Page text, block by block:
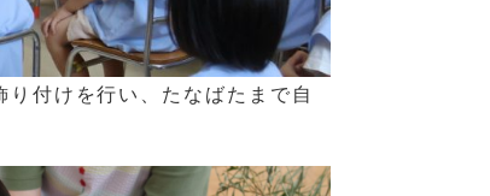
付けを行い、たなばたまで自